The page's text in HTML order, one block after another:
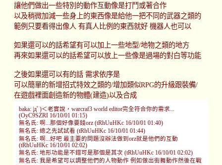
讓他們做出一些特別的動作互動像是打鬥或著合作
以及稍微加減一些身上的東西像是給他一把不同的武器之類的
範例只要看得出像人 有真人比例的東西就好 機器人也可以
如果還可以的話希望有可以加上一些地型/地物之類的地方
再來如果還可以的話希望可以放上一些像是過場的對白等功能
之後如果還可以有的話 需求依序是
可以簡單的新增招式特效之類的/增加類似RPG的升級跟裝備/
在遊戲裡面創造新的物體(建造)以及合成
baka: |дﾟ)＜老實說，warcraf3 world editor完全符合你的需求...
(OyC9SZRI 16/10/01 01:15)
無名氏: 啊...那個好像要錢orz (tRhUuHKc 16/10/01 01:40)
無名氏: 總之先試試看 (tRhUuHKc 16/10/01 01:44)
無名氏: 啊...好吧 最主要的問題沒辦法做到orz就是他們的互動
(tRhUuHKc 16/10/01 02:02)
無名氏: 地形功能是不錯可是那個是其次 (tRhUuHKc 16/10/01 02:02)
無名氏: 我是希望可以調整他們的人物動作 例如做出街舞動作然後在戰